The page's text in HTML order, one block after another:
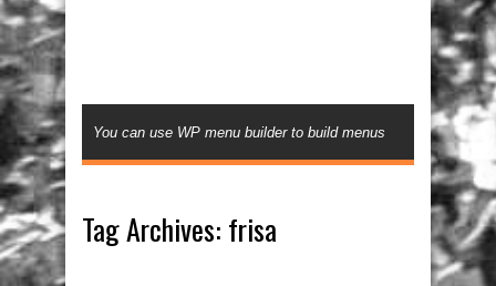
You can use WP menu builder to build menus
Tag Archives: frisa